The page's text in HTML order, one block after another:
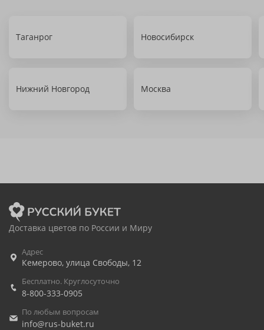
Таганрог Новосибирск
Нижний Новгород Москва
Доставка цветов по России и Миру
Адрес
Кемерово, улица Свободы, 12
Бесплатно. Круглосуточно
8-800-333-0905
По любым вопросам
info@rus-buket.ru